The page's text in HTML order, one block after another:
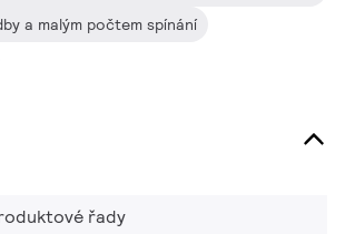
a malým počtem spínání
řady